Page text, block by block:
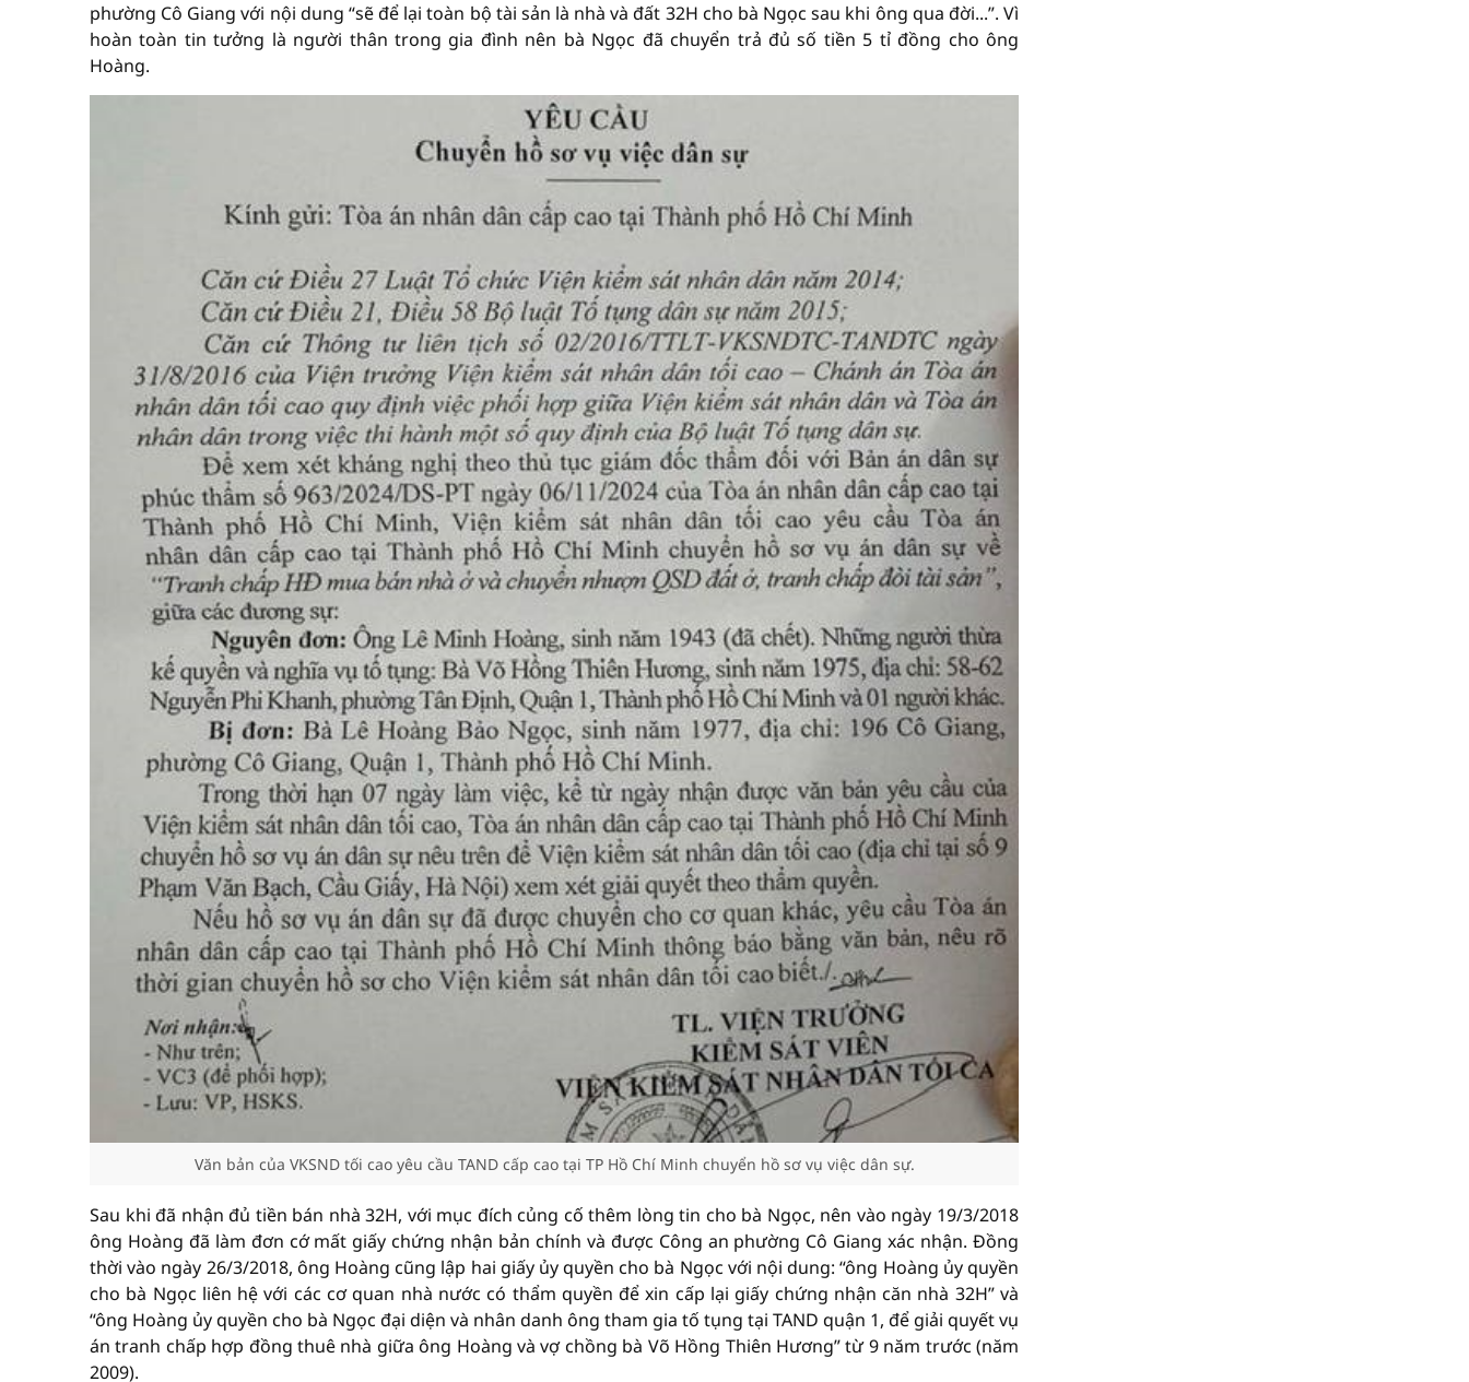
phường Cô Giang với nội dung “sẽ để lại toàn bộ tài sản là nhà và đất 32H cho bà Ngọc sau khi ông qua đời...”. Vì
hoàn toàn tin tưởng là người thân trong gia đình nên bà Ngọc đã chuyển trả đủ số tiền 5 tỉ đồng cho ông
Hoàng.
Văn bản của VKSND tối cao yêu cầu TAND cấp cao tại TP Hồ Chí Minh chuyển hồ sơ vụ việc dân sự.
Sau khi đã nhận đủ tiền bán nhà 32H, với mục đích củng cố thêm lòng tin cho bà Ngọc, nên vào ngày 19/3/2018
ông Hoàng đã làm đơn cớ mất giấy chứng nhận bản chính và được Công an phường Cô Giang xác nhận. Đồng
thời vào ngày 26/3/2018, ông Hoàng cũng lập hai giấy ủy quyền cho bà Ngọc với nội dung: “ông Hoàng ủy quyền
cho bà Ngọc liên hệ với các cơ quan nhà nước có thẩm quyền để xin cấp lại giấy chứng nhận căn nhà 32H” và
“ông Hoàng ủy quyền cho bà Ngọc đại diện và nhân danh ông tham gia tố tụng tại TAND quận 1, để giải quyết vụ
án tranh chấp hợp đồng thuê nhà giữa ông Hoàng và vợ chồng bà Võ Hồng Thiên Hương” từ 9 năm trước (năm
2009).